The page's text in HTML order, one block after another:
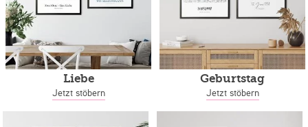
Liebe
Jetzt stöbern
Geburtstag
Jetzt stöbern